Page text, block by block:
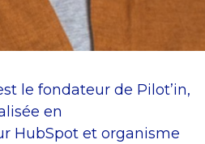
le fondateur de Pilot’in,
en
HubSpot et organisme